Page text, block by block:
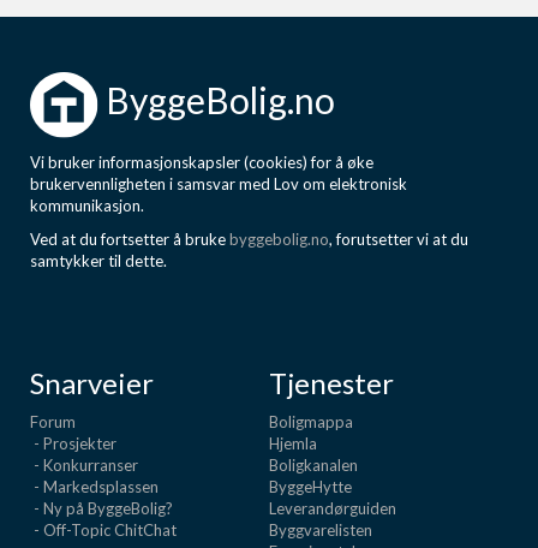
ByggeBolig.no
Vi bruker informasjonskapsler (cookies) for å øke
brukervennligheten i samsvar med Lov om elektronisk
kommunikasjon.
Ved at du fortsetter å brukebyggebolig.no, forutsetter vi at du
samtykker til dette.
Snarveier
Forum
- Prosjekter
- Konkurranser
- Markedsplassen
- Ny på ByggeBolig?
- Off-Topic ChitChat
Tjenester
Boligmappa
Hjemla
Boligkanalen
ByggeHytte
Leverandørguiden
Byggvarelisten